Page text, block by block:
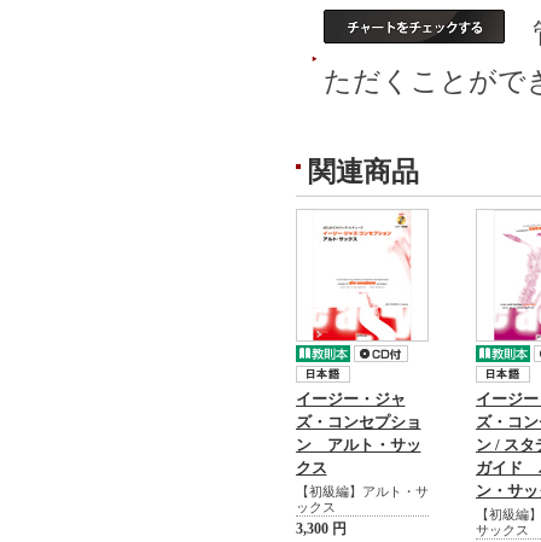
ただくことがで
関連商品
イージー・ジャ
ズ・コンセプショ
ン アルト・サッ
クス
【初級編】アルト・サ
ックス
3,300 円
イージ
ズ・コ
ン / スタ
ガイド
ン・サ
【初級編
サックス